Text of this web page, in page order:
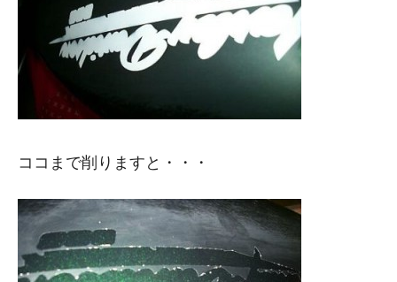
ココまで削りますと・・・